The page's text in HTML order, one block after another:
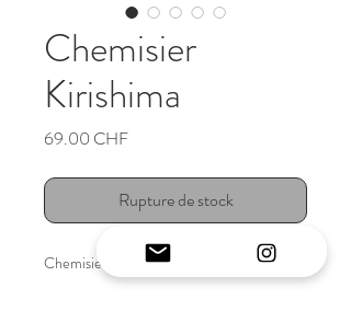
Chemisier
Kirishima
69.00 CHFPrix
Rupture de stock
Chemisier vintage japonais original